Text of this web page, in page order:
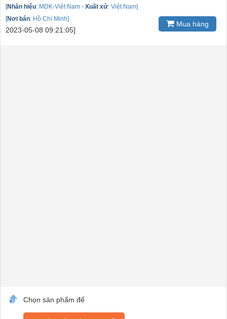
[Nhãn hiệu: MDK-Viêt Nam - Xuất xứ: Việt Nam]
[Nơi bán: Hồ Chí Minh]
2023-05-08 09:21:05]
Mua hàng
Chọn sản phẩm để